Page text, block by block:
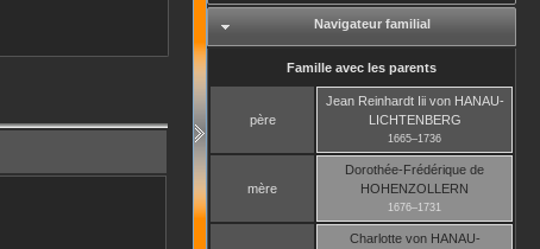
Navigateur familial
Famille avec les parents
père
Jean Reinhardt Iiivon HANAU-
LICHTENBERG
1665–1736
mère
Dorothée-Frédérique de
HOHENZOLLERN
1676–1731
Charlottevon HANAU-